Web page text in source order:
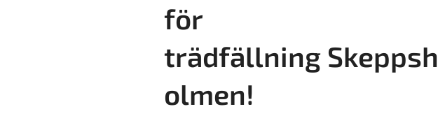
för
trädfällning Skeppsh
olmen!